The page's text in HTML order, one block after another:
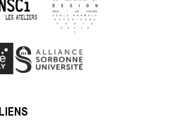
LIENS